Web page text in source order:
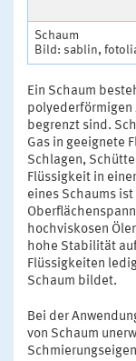
Schaum
Bild: sablin,
Ein Schaum
polyederförmigen
begrenzt sind.
Gas in geeignete
Schlagen,
Flüssigkeit in
eines Schaums
hochviskosen
hohe Stabilität
Flüssigkeiten
Schaum bildet.
Bei der
von Schaum